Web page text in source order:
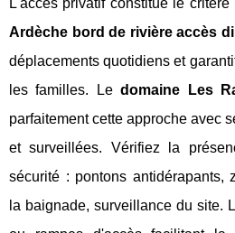
L'accès privatif constitue le
Ardèche bord de rivière accès
déplacements quotidiens et
les familles. Ledomaine Les
parfaitement cette approche avec
et surveillées. Vérifiez la
sécurité : pontons antidérapants,
la baignade, surveillance du site.